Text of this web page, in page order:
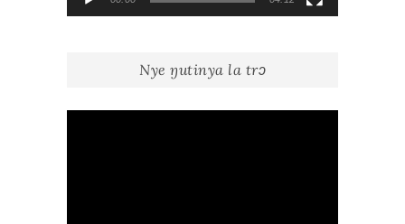
Nye ŋutinya la trɔ